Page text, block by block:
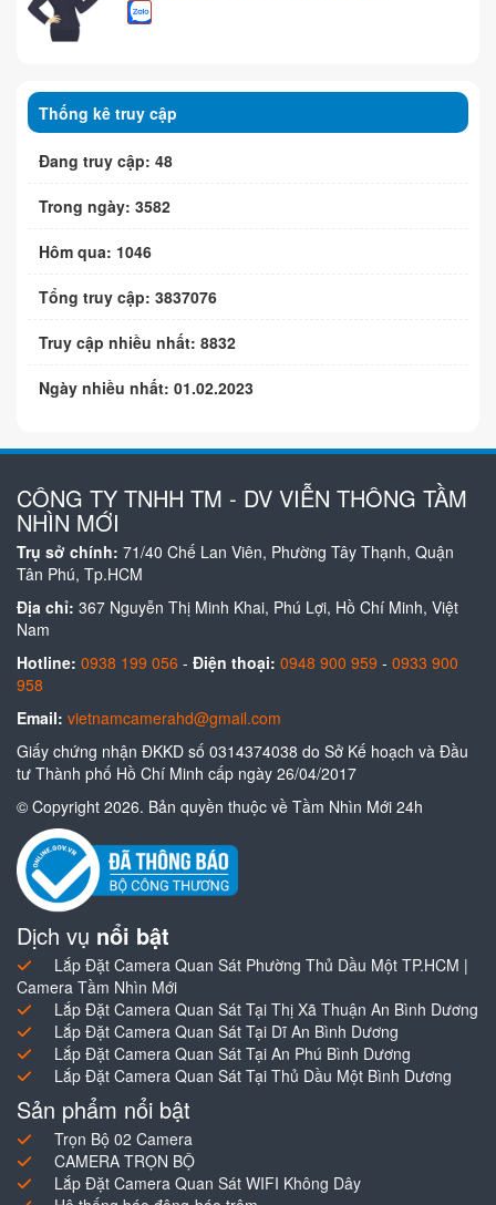
Thống kê truy cập
Đang truy cập: 48
Trong ngày: 3582
Hôm qua: 1046
Tổng truy cập: 3837076
Truy cập nhiều nhất: 8832
Ngày nhiều nhất: 01.02.2023
CÔNG TY TNHH TM - DV VIỄN THÔNG TẦM
NHÌN MỚI
Trụ sở chính: 71/40 Chế Lan Viên, Phường Tây Thạnh, Quận
Tân Phú, Tp.HCM
Địa chỉ: 367 Nguyễn Thị Minh Khai, Phú Lợi, Hồ Chí Minh, Việt
Nam
Hotline: 0938 199 056 - Điện thoại: 0948 900 959 - 0933 900
958
Email: vietnamcamerahd@gmail.com
Giấy chứng nhận ĐKKD số 0314374038 do Sở Kế hoạch và Đầu
tư Thành phố Hồ Chí Minh cấp ngày 26/04/2017
© Copyright 2026. Bản quyền thuộc về Tầm Nhìn Mới 24h
Dịch vụ nổi bật
Lắp Đặt Camera Quan Sát Phường Thủ Dầu Một TP.HCM |
Camera Tầm Nhìn Mới
Lắp Đặt Camera Quan Sát Tại Thị Xã Thuận An Bình Dương
Lắp Đặt Camera Quan Sát Tại Dĩ An Bình Dương
Lắp Đặt Camera Quan Sát Tại An Phú Bình Dương
Lắp Đặt Camera Quan Sát Tại Thủ Dầu Một Bình Dương
Sản phẩm nổi bật
Trọn Bộ 02 Camera
CAMERA TRỌN BỘ
Lắp Đặt Camera Quan Sát WIFI Không Dây